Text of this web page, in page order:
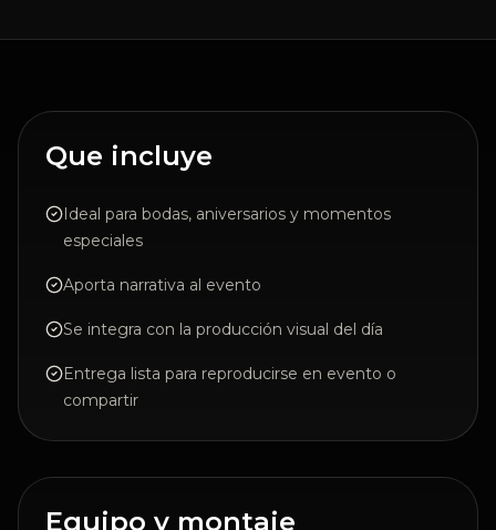
Que incluye
Ideal para bodas, aniversarios y momentos
especiales
Aporta narrativa al evento
Se integra con la producción visual del día
Entrega lista para reproducirse en evento o
compartir
Equipo y montaje